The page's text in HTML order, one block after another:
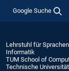
Google Suche
Lehrstuhl für
Informatik
TUM School of
Technische